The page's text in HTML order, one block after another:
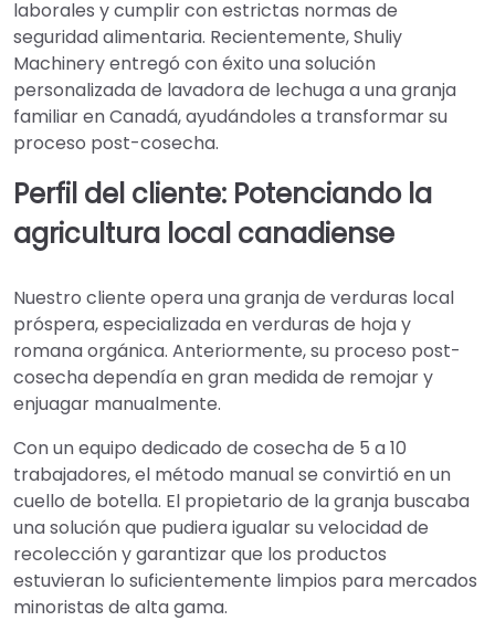
laborales y cumplir con estrictas normas de
seguridad alimentaria. Recientemente, Shuliy
Machinery entregó con éxito una solución
personalizada de lavadora de lechuga a una granja
familiar en Canadá, ayudándoles a transformar su
proceso post-cosecha.
Perfil del cliente: Potenciando la
agricultura local canadiense
Nuestro cliente opera una granja de verduras local
próspera, especializada en verduras de hoja y
romana orgánica. Anteriormente, su proceso post-
cosecha dependía en gran medida de remojar y
enjuagar manualmente.
Con un equipo dedicado de cosecha de 5 a 10
trabajadores, el método manual se convirtió en un
cuello de botella. El propietario de la granja buscaba
una solución que pudiera igualar su velocidad de
recolección y garantizar que los productos
estuvieran lo suficientemente limpios para mercados
minoristas de alta gama.